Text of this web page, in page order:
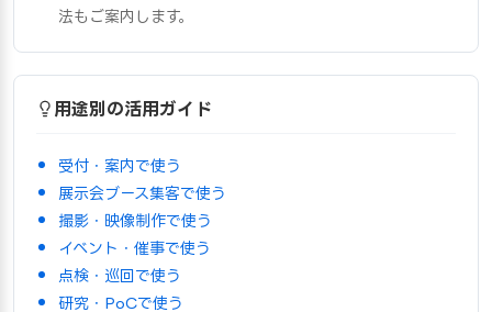
法もご案内します。
用途別の活用ガイド
受付・案内で使う
展示会ブース集客で使う
撮影・映像制作で使う
イベント・催事で使う
点検・巡回で使う
研究・PoCで使う